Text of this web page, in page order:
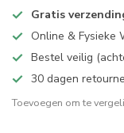
Gratis
Online & Fysieke
Bestel veilig
30 dagen
Toevoegen om te